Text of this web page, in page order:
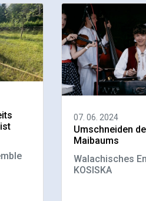
07. 06. 2024
Umschneiden
Maibaums
Walachisches
KOSISKA